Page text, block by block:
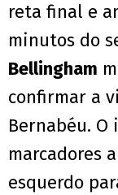
reta final e
minutos do
Bellingham
confirmar a
Bernabéu.
marcadores
esquerdo